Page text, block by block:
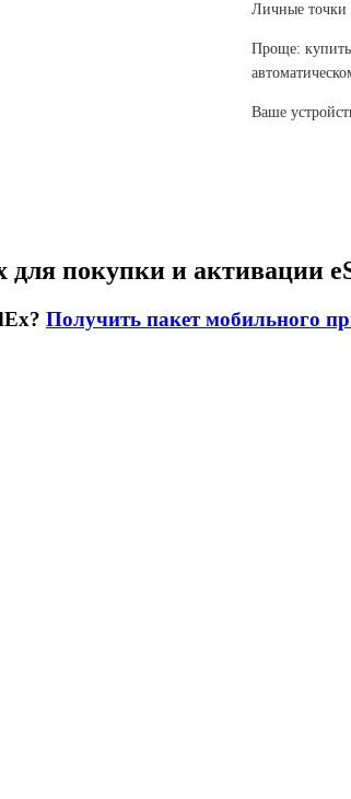
Личные точки
Проще: купить
Ваше
для покупки и активации
Получить пакет мобильного